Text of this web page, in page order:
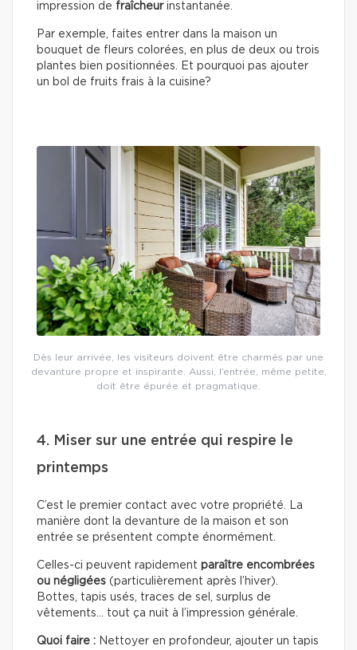
impression de fraîcheurinstantanée.
Par exemple, faites entrer dans la maison un
bouquet de fleurs colorées, en plus de deux ou trois
plantes bien positionnées. Et pourquoi pas ajouter
un bol de fruits frais à la cuisine?
Dès leur arrivée, les visiteurs doivent être charmés par une
devanture propre et inspirante. Aussi, l’entrée, même petite,
doit être épurée et pragmatique.
4. Miser sur une entrée qui respire le
printemps
C’est le premier contact avec votre propriété. La
manière dont la devanture de la maison et son
entrée se présentent compte énormément.
Celles-ci peuvent rapidement paraître encombrées
ou négligées (particulièrement après l’hiver).
Bottes, tapis usés, traces de sel, surplus de
vêtements… tout ça nuit à l’impression générale.
Quoi faire : Nettoyer en profondeur, ajouter un tapis